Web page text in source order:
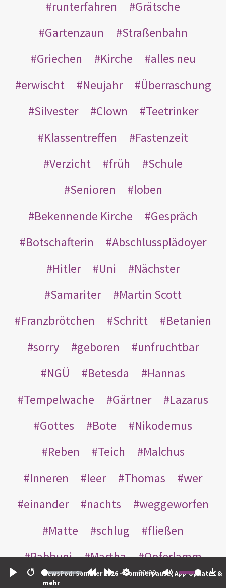
Restart
00:00
NewsPod: Sommer 2026 – Sommerpause, App-Updates &
mehr
runterfahren
Grätsche
Gartenzaun
Straßenbahn
Griechen
Kirche
alles neu
erwischt
Neujahr
Überraschung
Silvester
Clown
Teetrinker
Klassentreffen
Fastenzeit
Verzicht
früh
Schule
Senioren
loben
Bekennende Kirche
Gespräch
Botschafterin
Abschlussplädoyer
Hitler
Uni
Nächster
Samariter
Martin Scott
Franzbrötchen
Schritt
Betanien
sorry
geboren
unfruchtbar
NGÜ
Betesda
Hannas
Tempelwache
Gärtner
Lazarus
Gottes
Bote
Nikodemus
Reben
Teich
Malchus
Inneren
leer Thomas
wer
einander
nachts
weggeworfen
Matte
schlug
fließen
Rabbuni
Martha
Opferlamm
gewaschen
jüdischen